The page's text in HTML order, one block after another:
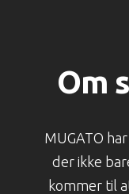
Om
MUGATO
der ikke
kommer til